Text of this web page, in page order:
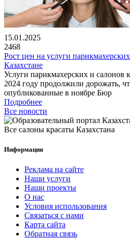
15.01.2025
2468
Рост цен на услуги
Казахстане
Услуги парикмахерских и салонов
2024 году продолжили дорожать,
опубликованные в ноябре Бюр
Подробнее
Все новости
Все салоны красаты Казахстана
Информация
Реклама на сайте
Наши услуги
Наши проекты
О нас
Условия использования
Связаться с нами
Карта сайта
Обратная связь